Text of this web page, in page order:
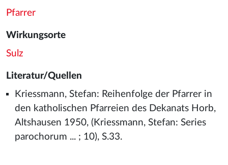
Pfarrer
Wirkungsorte
Sulz
Literatur/Quellen
Kriessmann, Stefan: Reihenfolge der Pfarrer in
den katholischen Pfarreien des Dekanats Horb,
Altshausen 1950, (Kriessmann, Stefan: Series
parochorum ... ; 10), S.33.